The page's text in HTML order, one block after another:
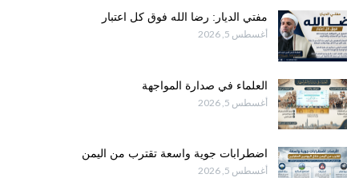
مفتي الديار: رضا الله فوق كل اعتبار
أغسطس 5, 2026
العلماء في صدارة المواجهة
أغسطس 5, 2026
اضطرابات جوية واسعة تقترب من اليمن
أغسطس 5, 2026